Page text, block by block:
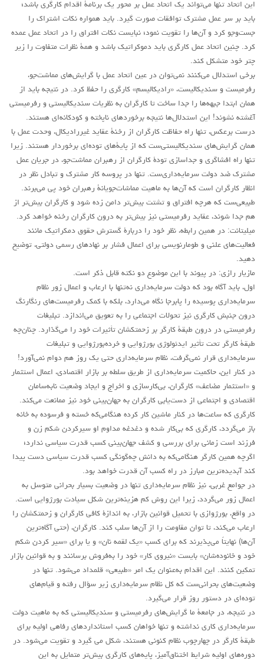
این اتحاد تنها می‌تواند یک اتحادِ عمل بر محور یک برنامۀ اقدام کارگری باشد؛
باید بر سر عمل مشترک توافقات صورت گیرد. باید همواره نکات اشتراک را
جست‌وجو کرد و آن‌ها را تقویت نمود؛ نبایست نکات افتراق را در اتحاد عمل عمده
کرد. چنین اتحاد عمل کارگری باید دموکراتیک باشد و همۀ نظرات متفاوت را زیر
چتر خود متشکل کند.
برخی استدلال می‌کنند نمی‌توان در عین اتحاد عمل با گرایش‌های مماشت‌جو،
رفرمیست و سندیکالیست، «رادیکالیسم» کارگری را حفظ کرد. در نتیجه باید از
همان ابتدا جبهه‌ها را جدا ساخت تا کارگران به نظریات سندیکالیستی و رفرمیستی
آغشته نشوند! این استدلال‌ها نتیجه برخوردهای ناپخته و کودکانه‌ای هستند.
درست برعکس، تنها راه حفاظت کارگران از رخنۀ عقاید غیررادیکال، وحدت عمل با
همان گرایش‌های سندیکالیستی‌ست که از پایۀ‌های توده‌ای برخوردار هستند. زیرا
تنها راه افشاگری و جداسازی تودۀ کارگران از رهبران مماشت‌جو، در جریان عمل
مشترک ضد دولت سرمایه‌داری‌ست. تنها در پروسه کار مشترک و تبادل نظر در
انظار کارگران است که آن‌ها به ماهیت مماشات‌جویانۀ رهبران خود پی می‌برند.
طبیعی‌ست که هرچه افتراق و تشتت بیش‌تر دامن زده شود و کارگران بیش‌تر از
هم جدا شوند، عقاید رفرمیستی نیز بیش‌تر به درون کارگران رخنه خواهد کرد.
میلیتانت: در همين رابطه، نظر خود را دربارۀ گسترش حقوق دمکراتیک مانند
فعاليت‌های علنی و طومارنویسی برای اعمال فشار بر نهادهای رسمی دولتی، توضیح
دهید.
مازیار رازی: در پیوند با این موضوع دو نکته قابل ذکر است.
اول، باید آگاه بود که دولت سرمايه‌داری نه‌تنها با ارعاب و اعمال زور نظام
سرمايه‌داری پوسيده را پابرجا نگاه می‌دارد، بلکه با کمک رفرميست‌های رنگارنگ
درون جنبش کارگری نیز تحولات اجتماعی را به تعویق می‌اندازد. تبليغات
رفرمیستی در درون طبقۀ کارگر بر زحمتکشان تأثيرات خود را می‌گذارد. چنان‌چه
طبقۀ کارگر تحت تأثير ايدئولوژی بورژوايی و خرده‌بورژوايی و تبليغات
سرمايه‌داری قرار نمی‌گرفت، نظام سرمايه‌داری حتی يک روز هم دوام نمی‌آورد!
در کنار این، حاکميت سرمایه‌داری از طريق سلطه بر بازار اقتصادی، اعمال استثمار
و «استثمار مضاعف» کارگران، بي‌کارسازی و اخراج و ايجاد وضعيت نابه‌سامان
اقتصادی و اجتماعی از دست‌یابی کارگران به جهان‌بينی خود نیز ممانعت می‌کند.
کارگری که ساعت‌ها در کنار ماشین کار کرده هنگامی‌که خسته و فرسوده به خانه
باز می‌گردد، کارگری که بی‌کار شده و دغدغه مداوم او سیرکردن شکم زن و
فرزند است زمانی برای بررسی و کشف جهان‌بینی کسب قدرت سیاسی ندارد؛
اگرچه همین کارگر هنگامی‌که به دانش چه‌گونگی کسب قدرت سیاسی دست پیدا
کند آبدیده‌ترین مبارز در راه کسب آن قدرت خواهد بود.
در جوامع غربی، نیز نظام سرمايه‌داری تنها در وضعيت بسيار بحرانی متوسل به
اعمال زور می‌گردد، زیرا این روش کم هزینه‌ترین شکل سیادت بورژوایی است.
در واقع، بورژوازی با تحميل قوانين بازار، به اندازۀ کافی کارگران و زحمتکشان را
ارعاب می‌کند، تا توان مقاومت را از آن‌ها سلب کند. کارگران، (حتی آگاه‌ترين
آن‌ها) نهايتاً می‌پذيرند که برای کسب «يک لقمه نان» و يا برای «سير کردن شکم
خود و خانوده‌شان» بايست «نيروی کار» خود را به‌فروش برسانند و به قوانين بازار
تمکين کنند. اين اقدام به‌عنوان يک امر «طبيعی» قلمداد می‌شود. تنها در
وضعيت‌های بحرانی‌ست که کل نظام سرمايه‌داری زير سؤال رفته و قيام‌های
توده‌ای در دستور روز قرار می‌گيرد.
در نتیجه، در جامعۀ ما گرایش‌های رفرمیستی و سندیکالیستی که به ماهیت دولت
سرمایه‌داری کاری نداشته و تنها خواهان کسب استانداردهای رفاهی اولیه برای
طبقۀ کارگر در چهارچوب نظام کنونی هستند، شکل می گیرد و تقویت می‌شود. در
دوره‌های اولیه شرایط اختناق‌آمیز، پایه‌های کارگری بیش‌تر متمایل به این